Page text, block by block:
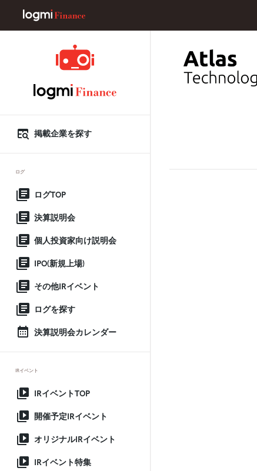
掲載企業を探す
ログ
ログTOP
決算説明会
個人投資家向け説明会
IPO(新規上場)
その他IRイベント
ログを探す
決算説明会カレンダー
IRイベント
IRイベントTOP
開催予定IRイベント
オリジナルIRイベント
IRイベント特集